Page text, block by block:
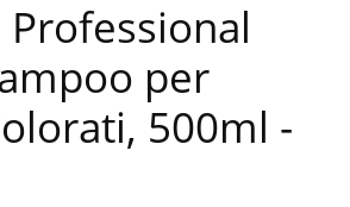
per
500ml -